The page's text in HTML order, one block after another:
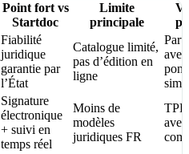
Point fort vs
Startdoc
Limite
principale
Fiabilité
juridique
garantie par
l’État
Catalogue limité,
pas d’édition en
ligne
Signature
électronique
+ suivi en
temps réel
Moins de
modèles
juridiques FR